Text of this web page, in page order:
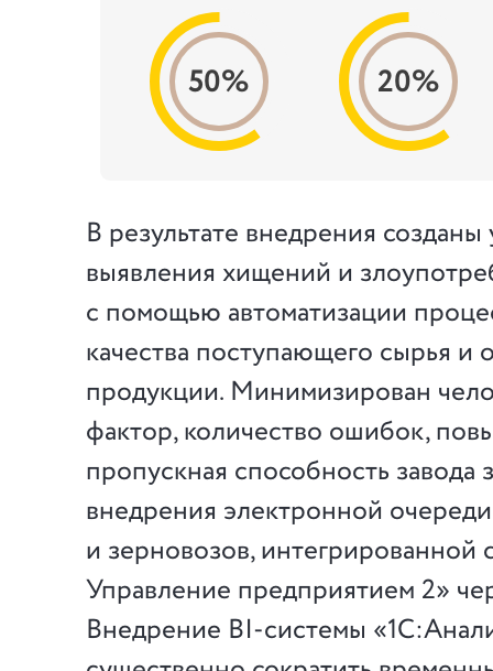
50% 20%
В результате внедрения
выявления хищений и
с помощью автоматизации
качества поступающего сырья и
продукции. Минимизирован
фактор, количество ошибок,
пропускная способность завода
внедрения электронной
и зерновозов, интегрированной
Управление предприятием 2»
Внедрение BI-системы